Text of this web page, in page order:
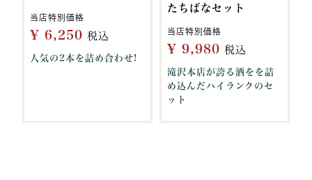
当店特別価格
¥ 6,250 税込
人気の2本を詰め合わせ!
たちばなセット
当店特別価格
¥ 9,980 税込
滝沢本店が誇る酒をを詰
め込んだハイランクのセ
ット